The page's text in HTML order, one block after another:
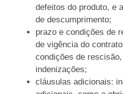
defeitos do produto, e
de descumprimento;
prazo e condições de
de vigência do
condições de
indenizações;
cláusulas adicionais: